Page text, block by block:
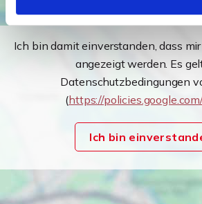
Ich bin damit einverstanden, dass
angezeigt werden. Es
Datenschutzbedingungen
(https://
Ich bin